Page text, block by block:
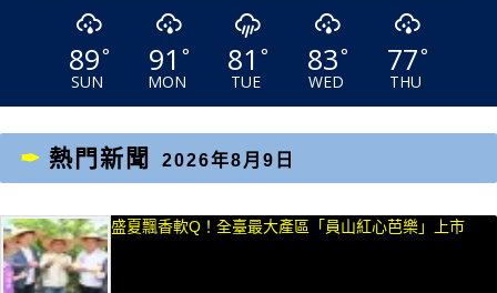
89°
SUN
91 °
MON
81 °
TUE
83°
WED
77°
THU
熱門新聞 2026年8月9日
盛夏飄香軟Q！全臺最大產區「員山紅心芭樂」上市